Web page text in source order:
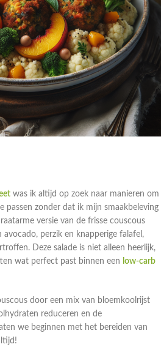
was ik altijd op zoek naar manieren om
passen zonder dat ik mijn smaakbeleving
versie van de frisse couscous
avocado, perzik en knapperige falafel,
Deze salade is niet alleen heerlijk,
wat perfect past binnen een low-carb
door een mix van bloemkoolrijst
reduceren en de
we beginnen met het bereiden van